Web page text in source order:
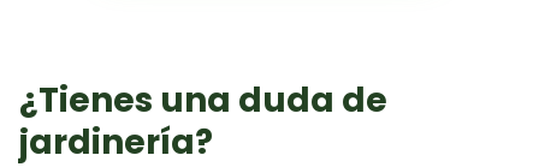
¿Tienes una duda de
jardinería?